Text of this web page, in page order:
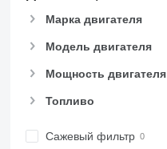
982
988
992
AP
CB
Марка двигателя
Модель двигателя
Мощность двигателя
Топливо
Сажевый фильтр